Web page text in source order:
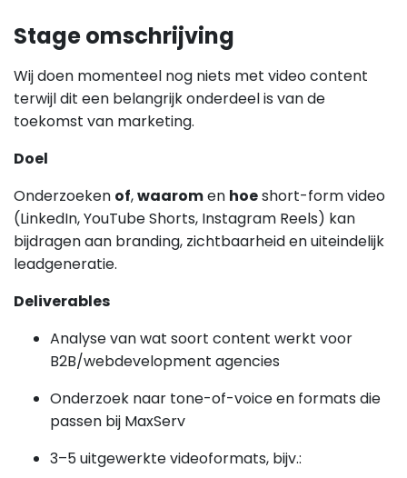
Stage omschrijving
Wij doen momenteel nog niets met video content
terwijl dit een belangrijk onderdeel is van de
toekomst van marketing.
Doel
Onderzoeken of,waaromen hoeshort-form video
(LinkedIn, YouTube Shorts, Instagram Reels) kan
bijdragen aan branding, zichtbaarheid en uiteindelijk
leadgeneratie.
Deliverables
Analyse van wat soort content werkt voor
B2B/webdevelopment agencies
Onderzoek naar tone-of-voice en formats die
passen bij MaxServ
3–5 uitgewerkte videoformats, bijv.: